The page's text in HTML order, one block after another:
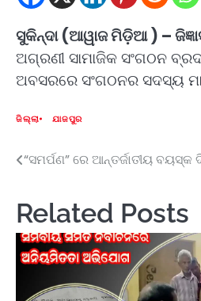
ସୁକିନ୍ଦା (ଆୱାଜ ମିଡ଼ିଆ ) –
ଅଗ୍ରଣୀ ସାମାଜିକ ସଂଗଠନ
ଅବସରରେ ସଂଗଠନର ସଦସ୍ୟ
ଜିଲ୍ଲା ଯାଜପୁର
Post
“ସମର୍ପଣ” ରେ ଆନ୍ତର୍ଜାତୀୟ ବୟସ୍କ
Related Posts